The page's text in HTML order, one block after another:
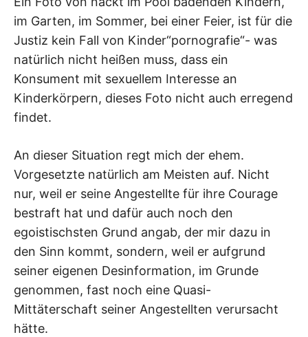
im Garten, im Sommer, bei einer Feier, ist für die
Justiz kein Fall von Kinder“pornografie“- was
natürlich nicht heißen muss, dass ein
Konsument mit sexuellem Interesse an
Kinderkörpern, dieses Foto nicht auch erregend
findet.
An dieser Situation regt mich der ehem.
Vorgesetzte natürlich am Meisten auf. Nicht
nur, weil er seine Angestellte für ihre Courage
bestraft hat und dafür auch noch den
egoistischsten Grund angab, der mir dazu in
den Sinn kommt, sondern, weil er aufgrund
seiner eigenen Desinformation, im Grunde
genommen, fast noch eine Quasi-
Mittäterschaft seiner Angestellten verursacht
hätte.